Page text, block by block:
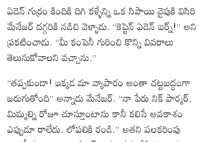
ఏడెన్ గుర్రం కిందికి దిగి కళ్ళేన్ని ఒక సిపాయి వైపుకి విసిరి
మేనేజర్ దగ్గరికి నడిచి వెళ్ళాడు. “కెప్టెన్ ఏడెన్ బర్న్!” అని
ప్రకటించాడు. “మీ కంపెనీ గురించి కొన్ని వివరాలు
తెలుసుకోవాలని వచ్చాను.”
“తప్పకుండా! ఇక్కడ మా వ్యాపారం అంతా చట్టబద్ధంగా
జరుగుతోంది” అన్నాడు మేనేజర్. “నా పేరు నిక్ పార్మర్.
మిమ్మల్ని రోజూ చూస్తూంటాను కానీ కలిసే అవకాశం
ఎప్పుడూ రాలేదు. లోపలికి రండి.” అతని పలకరింపు